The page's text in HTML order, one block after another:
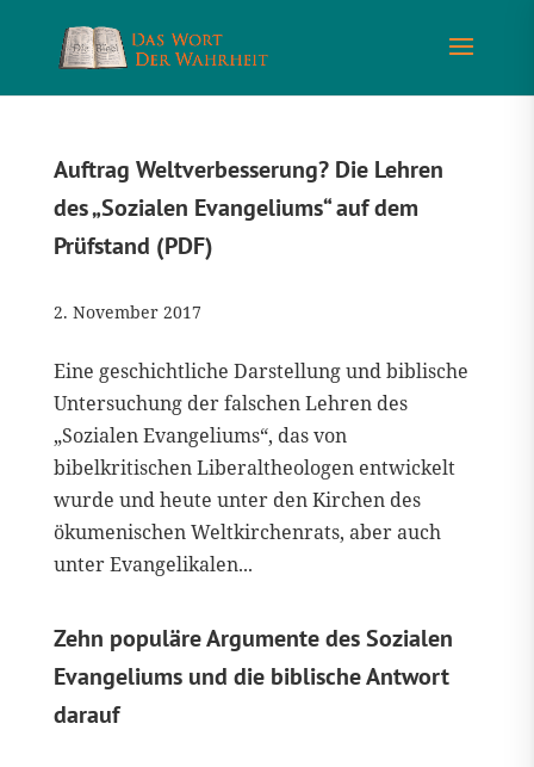
Auftrag Weltverbesserung? Die Lehren
des „Sozialen Evangeliums“ auf dem
Prüfstand (PDF)
2. November 2017
Eine geschichtliche Darstellung und biblische
Untersuchung der falschen Lehren des
„Sozialen Evangeliums“, das von
bibelkritischen Liberaltheologen entwickelt
wurde und heute unter den Kirchen des
ökumenischen Weltkirchenrats, aber auch
unter Evangelikalen...
Zehn populäre Argumente des Sozialen
Evangeliums und die biblische Antwort
darauf